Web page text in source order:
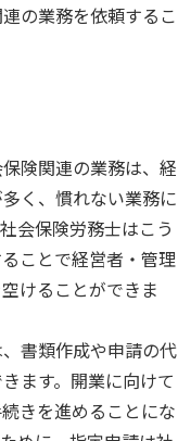
の業務を依頼するこ
険関連の業務は、経
く、慣れない業務に
会保険労務士はこう
ことで経営者・管理
けることができま
書類作成や申請の代
ます。開業に向けて
きを進めることにな